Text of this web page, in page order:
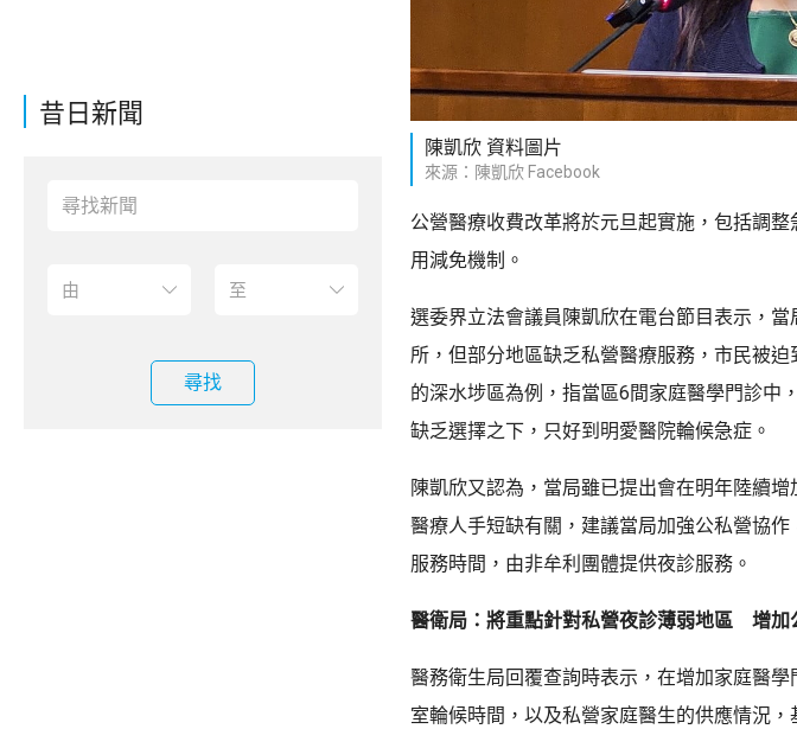
昔日新聞
尋找
陳凱欣 資料圖片
來源：陳凱欣 Facebook
公營醫療收費改革將於元旦起實施，包括調
用減免機制。
選委界立法會議員陳凱欣在電台節目表示，
所，但部分地區缺乏私營醫療服務，市民被
的深水埗區為例，指當區6間家庭醫學門診中
缺乏選擇之下，只好到明愛醫院輪候急症。
陳凱欣又認為，當局雖已提出會在明年陸續
醫療人手短缺有關，建議當局加強公私營協
服務時間，由非牟利團體提供夜診服務。
醫衛局：將重點針對私營夜診薄弱地區 增加
醫務衛生局回覆查詢時表示，在增加家庭醫
室輪候時間，以及私營家庭醫生的供應情況